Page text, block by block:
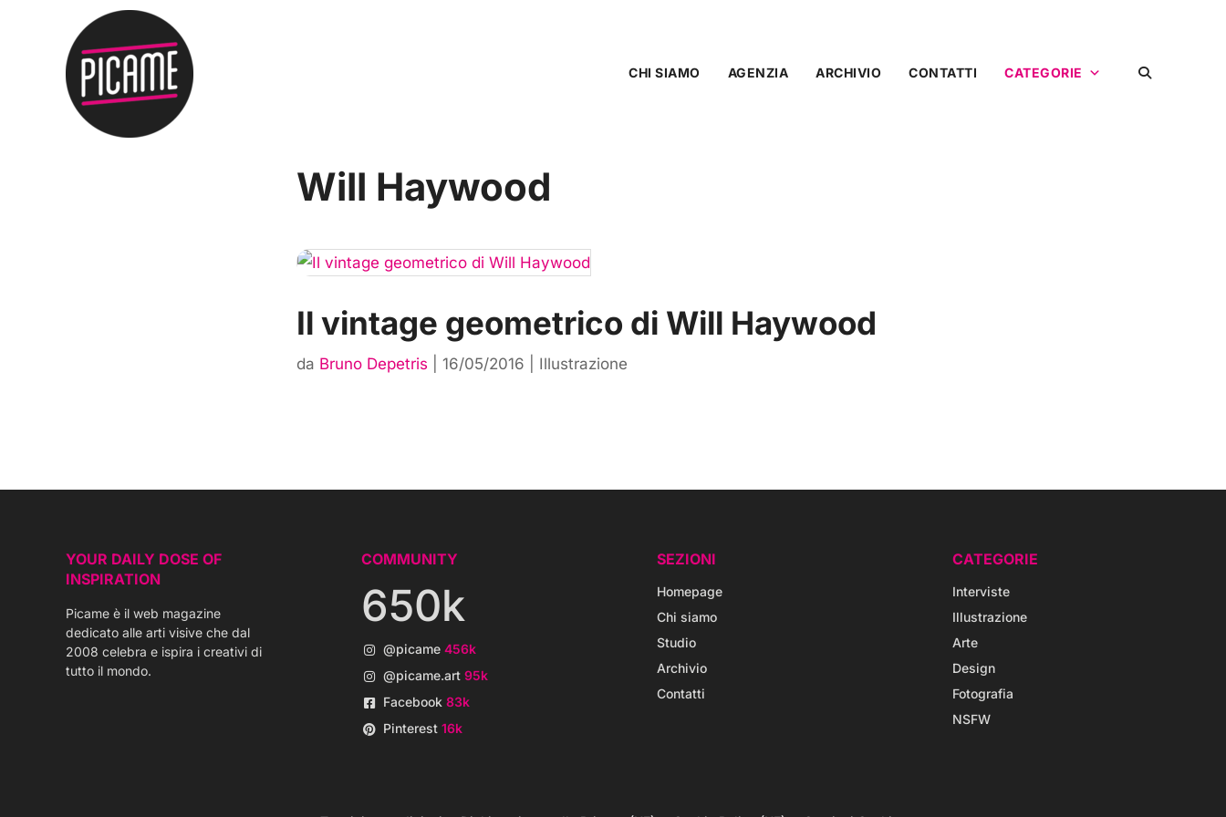
CHI SIAMO AGENZIA ARCHIVIO CONTATTI CATEGORIE
Will Haywood
Il vintage geometrico di Will Haywood
da Bruno Depetris |16/05/2016 Illustrazione
YOUR DAILY DOSE OF
INSPIRATION
Picame è il web magazine
dedicato alle arti visive che dal
2008 celebra e ispira i creativi di
tutto il mondo.
COMMUNITY
650k
@picame 456k
@picame.art 95k
Facebook 83k
Pinterest 16k
SEZIONI
Homepage
Chi siamo
Studio
Archivio
Contatti
CATEGORIE
Interviste
Illustrazione
Arte
Design
Fotografia
NSFW